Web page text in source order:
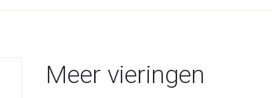
Meer vieringen